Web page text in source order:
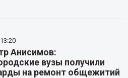
Анисимов:
вузы получили
на ремонт общежитий